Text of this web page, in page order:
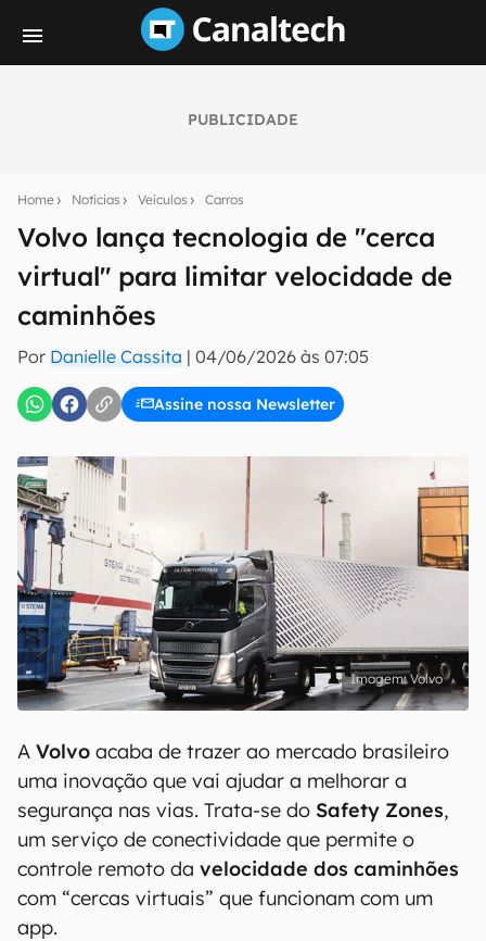
PUBLICIDADE
Home Notícias Veículos Carros
Volvo lança tecnologia de "cerca
virtual" para limitar velocidade de
caminhões
Por Danielle Cassita | 04/06/2026 às 07:05
Assine nossa Newsletter
notícias e reviews sobre tecnologia em primeira
mão.
E-mail
inscreva-se
Uso e Política de Privacidade do Canaltech.
Volvo
A Volvo acaba de trazer ao mercado brasileiro
uma inovação que vai ajudar a melhorar a
segurança nas vias. Trata-se do Safety Zones,
um serviço de conectividade que permite o
controle remoto da velocidade dos caminhões
com “cercas virtuais” que funcionam com um
app.